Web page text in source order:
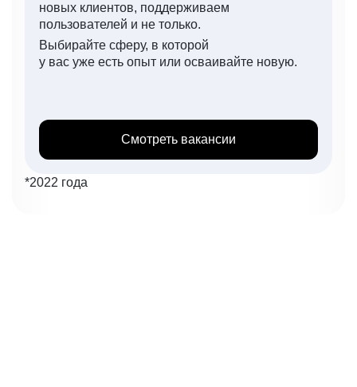
новых клиентов, поддерживаем
пользователей и не только.
Выбирайте сферу, в которой
у вас уже есть опыт или осваивайте новую.
Смотреть вакансии
*2022 года